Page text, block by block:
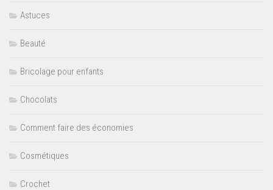
Astuces
Beauté
Bricolage pour enfants
Chocolats
Comment faire des économies
Cosmétiques
Crochet